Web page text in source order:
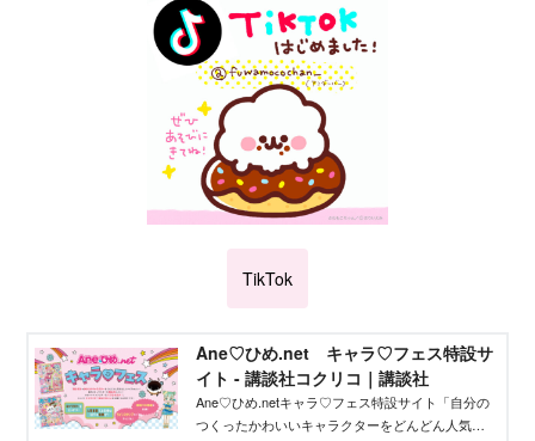
TikTok
Ane♡ひめ.net キャラ♡フェス特設サ
イト - 講談社コクリコ｜講談社
Ane♡ひめ.netキャラ♡フェス特設サイト「自分の
つくったかわいいキャラクターをどんどん人気者